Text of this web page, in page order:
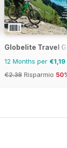
Globelite Travel
12 Months per €1,19
€2.38 Risparmio